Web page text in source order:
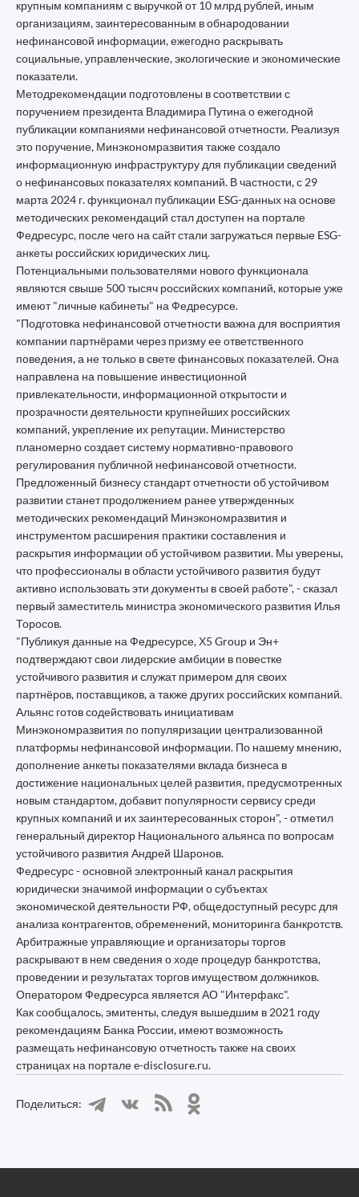
крупным компаниям с выручкой от 10 млрд рублей, иным
организациям, заинтересованным в обнародовании
нефинансовой информации, ежегодно раскрывать
социальные, управленческие, экологические и экономические
показатели.
Методрекомендации подготовлены в соответствии с
поручением президента Владимира Путина о ежегодной
публикации компаниями нефинансовой отчетности. Реализуя
это поручение, Минэкономразвития также создало
информационную инфраструктуру для публикации сведений
о нефинансовых показателях компаний. В частности, с 29
марта 2024 г. функционал публикации ESG-данных на основе
методических рекомендаций стал доступен на портале
Федресурс, после чего на сайт стали загружаться первые ESG-
анкеты российских юридических лиц.
Потенциальными пользователями нового функционала
являются свыше 500 тысяч российских компаний, которые уже
имеют "личные кабинеты" на Федресурсе.
"Подготовка нефинансовой отчетности важна для восприятия
компании партнёрами через призму ее ответственного
поведения, а не только в свете финансовых показателей. Она
направлена на повышение инвестиционной
привлекательности, информационной открытости и
прозрачности деятельности крупнейших российских
компаний, укрепление их репутации. Министерство
планомерно создает систему нормативно-правового
регулирования публичной нефинансовой отчетности.
Предложенный бизнесу стандарт отчетности об устойчивом
развитии станет продолжением ранее утвержденных
методических рекомендаций Минэкономразвития и
инструментом расширения практики составления и
раскрытия информации об устойчивом развитии. Мы уверены,
что профессионалы в области устойчивого развития будут
активно использовать эти документы в своей работе", - сказал
первый заместитель министра экономического развития Илья
Торосов.
"Публикуя данные на Федресурсе, Х5 Group и Эн+
подтверждают свои лидерские амбиции в повестке
устойчивого развития и служат примером для своих
партнёров, поставщиков, а также других российских компаний.
Альянс готов содействовать инициативам
Минэкономразвития по популяризации централизованной
платформы нефинансовой информации. По нашему мнению,
дополнение анкеты показателями вклада бизнеса в
достижение национальных целей развития, предусмотренных
новым стандартом, добавит популярности сервису среди
крупных компаний и их заинтересованных сторон", - отметил
генеральный директор Национального альянса по вопросам
устойчивого развития Андрей Шаронов.
Федресурс - основной электронный канал раскрытия
юридически значимой информации о субъектах
экономической деятельности РФ, общедоступный ресурс для
анализа контрагентов, обременений, мониторинга банкротств.
Арбитражные управляющие и организаторы торгов
раскрывают в нем сведения о ходе процедур банкротства,
проведении и результатах торгов имуществом должников.
Оператором Федресурса является АО "Интерфакс".
Как сообщалось, эмитенты, следуя вышедшим в 2021 году
рекомендациям Банка России, имеют возможность
размещать нефинансовую отчетность также на своих
страницах на портале e-disclosure.ru.
Поделиться: